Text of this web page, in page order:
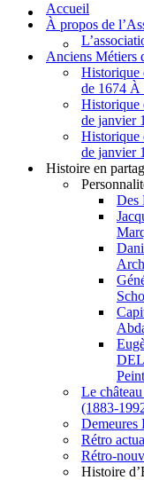
Accueil
À propos de
Anciens Métiers
Historique
de 1674 À
Historique
de janvier
Historique
de janvier
Histoire en
Des
Le
(1883-
Demeures
Rétro
Rétro-
Histoire